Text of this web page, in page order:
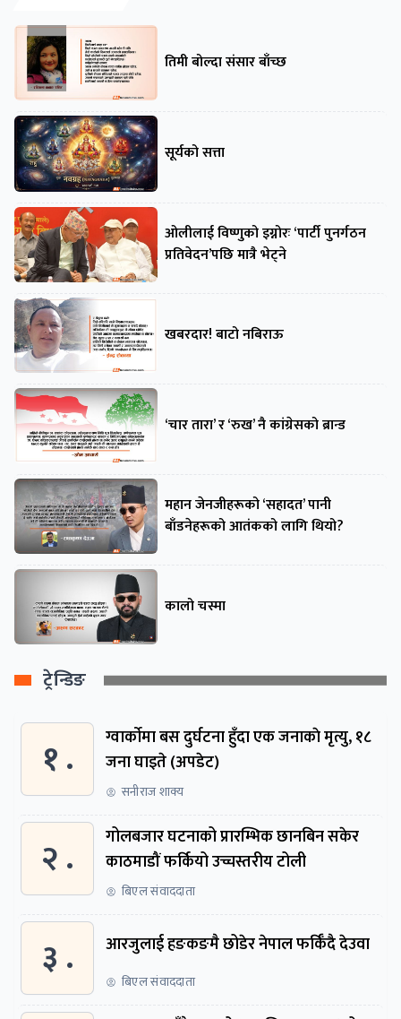
तिमी बोल्दा संसार बाँच्छ
सूर्यको सत्ता
ओलीलाई विष्णुको इग्नोरः ‘पार्टी पुनर्गठन
प्रतिवेदन’पछि मात्रै भेट्ने
खबरदार! बाटो नबिराऊ
‘चार तारा’ र ‘रुख’ नै कांग्रेसको ब्रान्ड
महान जेनजीहरूको ‘सहादत’ पानी
बाँडनेहरूको आतंकको लागि थियो?
कालो चस्मा
ट्रेन्डिङ
१ .
ग्वार्काेमा बस दुर्घटना हुँदा एक जनाकाे मृत्यु, १८
जना घाइते (अपडेट)
सनीराज शाक्य
२ .
गोलबजार घटनाको प्रारम्भिक छानबिन सकेर
काठमाडौं फर्कियो उच्चस्तरीय टोली
बिएल संवाददाता
३ . आरजुलाई हङकङमै छोडेर नेपाल फर्किँदै देउवा
बिएल संवाददाता